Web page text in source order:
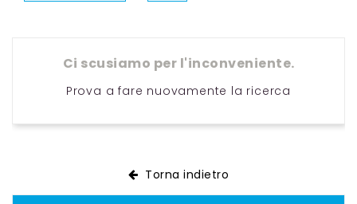
Ci scusiamo per l'inconveniente.
Prova a fare nuovamente la ricerca
Torna indietro